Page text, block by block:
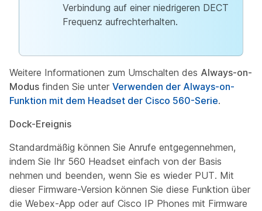
Verbindung auf einer niedrigeren DECT
Frequenz aufrechterhalten.
Weitere Informationen zum Umschalten des Always-on-
Modus finden Sie unter Verwenden der Always-on-
Funktion mit dem Headset der Cisco 560-Serie.
Dock-Ereignis
Standardmäßig können Sie Anrufe entgegennehmen,
indem Sie Ihr 560 Headset einfach von der Basis
nehmen und beenden, wenn Sie es wieder PUT. Mit
dieser Firmware-Version können Sie diese Funktion über
die Webex-App oder auf Cisco IP Phones mit Firmware